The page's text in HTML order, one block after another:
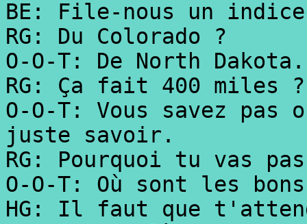
BE: File-nous un
RG: Du Colorado ?
O-O-T: De North Dakota.
RG: Ça fait 400 miles ?
O-O-T: Vous savez
juste savoir.
RG: Pourquoi tu vas
O-O-T: Où sont les
HG: Il faut que